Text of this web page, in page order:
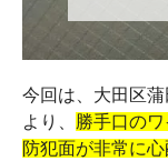
今回は、大田区
より、 勝手口の
防犯面が非常に